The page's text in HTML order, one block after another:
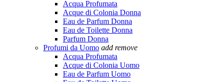
Acqua Profumata
Acque di Colonia Donna
Eau de Parfum Donna
Eau de Toilette Donna
Parfum Donna
Profumi da Uomo add remove
Acqua Profumata
Acque di Colonia Uomo
Eau de Parfum Uomo